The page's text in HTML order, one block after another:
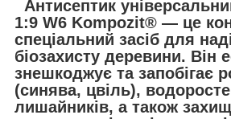
Антисептик
1:9 W6 Kompozit® — це
спеціальний засіб для
біозахисту деревини. Він
знешкоджує та запобігає
(синява, цвіль),
лишайників, а також